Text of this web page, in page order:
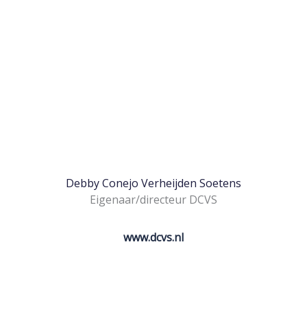
Debby Conejo Verheijden Soetens
Eigenaar/directeur DCVS
www.dcvs.nl